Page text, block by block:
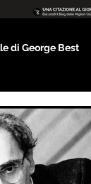
di George Best